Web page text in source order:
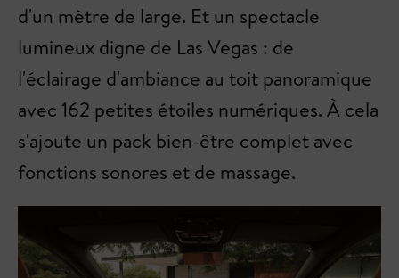
d'un mètre de large. Et un spectacle
lumineux digne de Las Vegas : de
l'éclairage d'ambiance au toit panoramique
avec 162 petites étoiles numériques. À cela
s'ajoute un pack bien-être complet avec
fonctions sonores et de massage.